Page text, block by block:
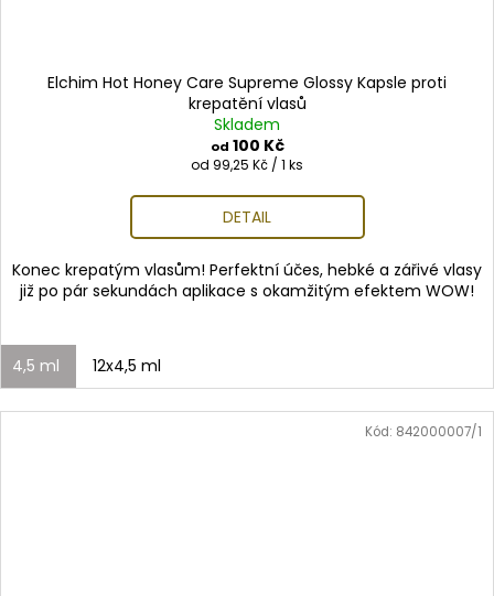
Elchim Hot Honey Care Supreme Glossy Kapsle proti
krepatění vlasů
Skladem
od 100 Kč
Měrná
od 99,25 Kč / 1 ks
DETAIL
Konec krepatým vlasům! Perfektní účes, hebké a zářivé vlasy
již po pár sekundách aplikace s okamžitým efektem WOW!
4,5 ml 12x4,5 ml
Kód: 842000007/1